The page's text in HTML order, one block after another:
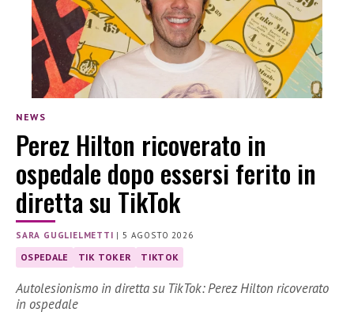
NEWS
Perez Hilton ricoverato in
ospedale dopo essersi ferito in
diretta su TikTok
SARA GUGLIELMETTI | 5 AGOSTO 2026
OSPEDALE TIK TOKER TIKTOK
Autolesionismo in diretta su TikTok: Perez Hilton ricoverato
in ospedale